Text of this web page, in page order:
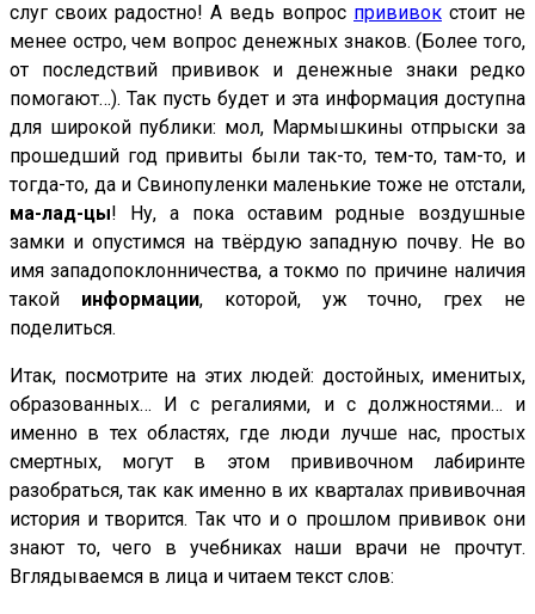
слуг своих радостно! А ведь вопрос прививок стоит не
менее остро, чем вопрос денежных знаков. (Более того,
от последствий прививок и денежные знаки редко
помогают…). Так пусть будет и эта информация доступна
для широкой публики: мол, Мармышкины отпрыски за
прошедший год привиты были так-то, тем-то, там-то, и
тогда-то, да и Свинопуленки маленькие тоже не отстали,
ма-лад-цы! Ну, а пока оставим родные воздушные
замки и опустимся на твёрдую западную почву. Не во
имя западопоклонничества, а токмо по причине наличия
такой информации, которой, уж точно, грех не
поделиться.
Итак, посмотрите на этих людей: достойных, именитых,
образованных… И с регалиями, и с должностями… и
именно в тех областях, где люди лучше нас, простых
смертных, могут в этом прививочном лабиринте
разобраться, так как именно в их кварталах прививочная
история и творится. Так что и о прошлом прививок они
знают то, чего в учебниках наши врачи не прочтут.
Вглядываемся в лица и читаем текст слов: